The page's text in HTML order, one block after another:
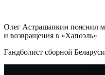
Олег Астрашапкин пояснил
и возвращения в «Хапоэль»
Гандболист сборной